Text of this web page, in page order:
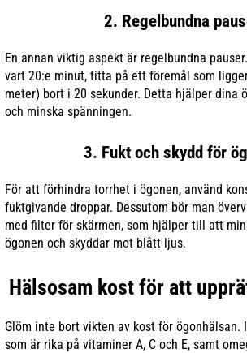
2. Regelbundna
En annan viktig aspekt är regelbundna
vart 20:e minut, titta på ett föremål som
meter) bort i 20 sekunder. Detta hjälper dina
och minska spänningen.
3. Fukt och skydd för
För att förhindra torrhet i ögonen, använd
fuktgivande droppar. Dessutom bör man
med filter för skärmen, som hjälper till att
ögonen och skyddar mot blått ljus.
Hälsosam kost för att
Glöm inte bort vikten av kost för ögonhälsan.
som är rika på vitaminer A, C och E, samt